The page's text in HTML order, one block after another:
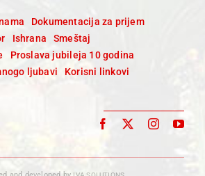
Dokumentacija za prijem
Ishrana
Smeštaj
Proslava jubileja 10 godina
ljubavi
Korisni linkovi